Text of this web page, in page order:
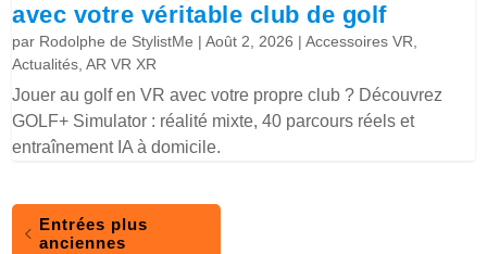
avec votre véritable club de golf
par Rodolphe de StylistMe |Août 2, 2026 |Accessoires VR,
Actualités,AR VR XR
Jouer au golf en VR avec votre propre club ? Découvrez
GOLF+ Simulator : réalité mixte, 40 parcours réels et
entraînement IA à domicile.
Entrées plus
anciennes